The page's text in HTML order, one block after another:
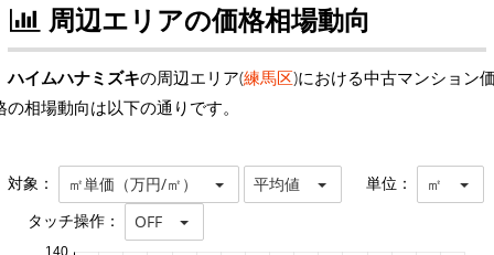
周辺エリアの価格相場動向
ハイムハナミズキの周辺エリア(練馬区)における中古マンション
の相場動向は以下の通りです。
対象： ㎡単価（万円/㎡） 平均値 単位： ㎡
タッチ操作： OFF